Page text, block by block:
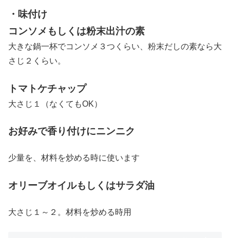
・味付け
コンソメもしくは粉末出汁の素
大きな鍋一杯でコンソメ３つくらい、粉末だしの素なら大
さじ２くらい。
トマトケチャップ
大さじ１（なくてもOK）
お好みで香り付けにニンニク
少量を、材料を炒める時に使います
オリーブオイルもしくはサラダ油
大さじ１～２。材料を炒める時用